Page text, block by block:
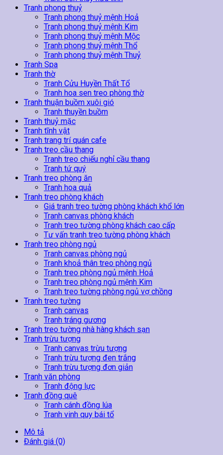
Tranh phong thuỷ
Tranh phong thuỷ mệnh Hoả
Tranh phong thuỷ mệnh Kim
Tranh phong thuỷ mệnh Mộc
Tranh phong thuỷ mệnh Thổ
Tranh phong thuỷ mệnh Thuỷ
Tranh Spa
Tranh thờ
Tranh Cửu Huyền Thất Tổ
Tranh hoa sen treo phòng thờ
Tranh thuận buồm xuôi gió
Tranh thuyền buồm
Tranh thuỷ mặc
Tranh tĩnh vật
Tranh trang trí quán cafe
Tranh treo cầu thang
Tranh treo chiếu nghỉ cầu thang
Tranh tứ quý
Tranh treo phòng ăn
Tranh hoa quả
Tranh treo phòng khách
Giá tranh treo tường phòng khách khổ lớn
Tranh canvas phòng khách
Tranh treo tường phòng khách cao cấp
Tư vấn tranh treo tường phòng khách
Tranh treo phòng ngủ
Tranh canvas phòng ngủ
Tranh khoả thân treo phòng ngủ
Tranh treo phòng ngủ mệnh Hoả
Tranh treo phòng ngủ mệnh Kim
Tranh treo tường phòng ngủ vợ chồng
Tranh treo tường
Tranh canvas
Tranh tráng gương
Tranh treo tường nhà hàng khách sạn
Tranh trừu tượng
Tranh canvas trừu tượng
Tranh trừu tượng đen trắng
Tranh trừu tượng đơn giản
Tranh văn phòng
Tranh động lực
Tranh đồng quê
Tranh cánh đồng lúa
Tranh vinh quy bái tổ
Mô tả
Đánh giá (0)